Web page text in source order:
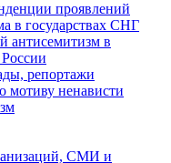
проявлений
в государствах СНГ
антисемитизм в
репортажи
мотиву ненависти
СМИ и